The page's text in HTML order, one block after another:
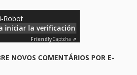
Robot
iniciar la verificación
FriendlyCaptcha ⇗
NOVOS COMENTÁRIOS POR E-